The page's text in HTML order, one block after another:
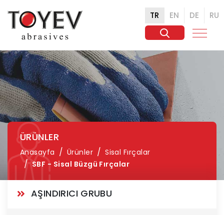
TR EN DE RU
ÜRÜNLER
Anasayfa Ürünler
Sisal Fırçalar
SBF - Sisal Büzgü Fırçalar
AŞINDIRICI GRUBU